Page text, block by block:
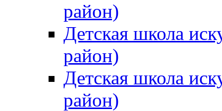
район)
Детская школа
район)
Детская школа
район)